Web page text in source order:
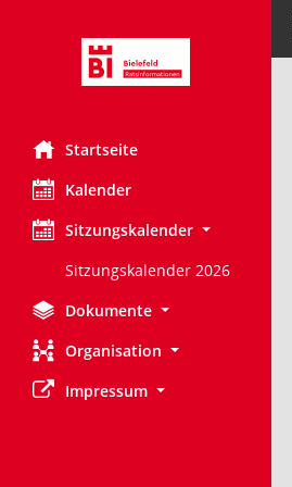
Startseite
Kalender
Sitzungskalender
Sitzungskalender 2026
Dokumente
Organisation
Impressum